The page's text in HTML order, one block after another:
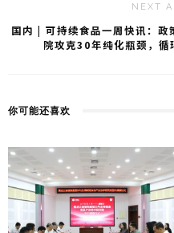
NEXT
国内 | 可持续食品一周快讯：政
院攻克30年纯化瓶颈，
你可能还喜欢